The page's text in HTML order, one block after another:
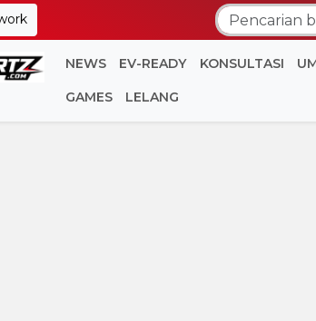
NEWS EV-READY KONSULTASI
GAMES LELANG